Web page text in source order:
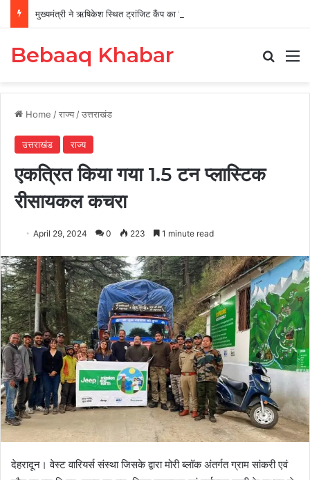
मुख्यमंत्री ने ऋषिकेश स्थित ट्रांजिट कैंप का किया औचक निरीक्षण
Bebaaq Khabar
Home /राज्य /उत्तराखंड
उत्तराखंड राज्य
एकत्रित किया गया 1.5 टन प्लास्टिक
रीसायकल कचरा
April 29, 2024 0 223 1 minute read
देहरादून। वेस्ट वारियर्स संस्था जिसके द्वारा मोरी ब्लॉक अंतर्गत ग्राम सांकरी एवं